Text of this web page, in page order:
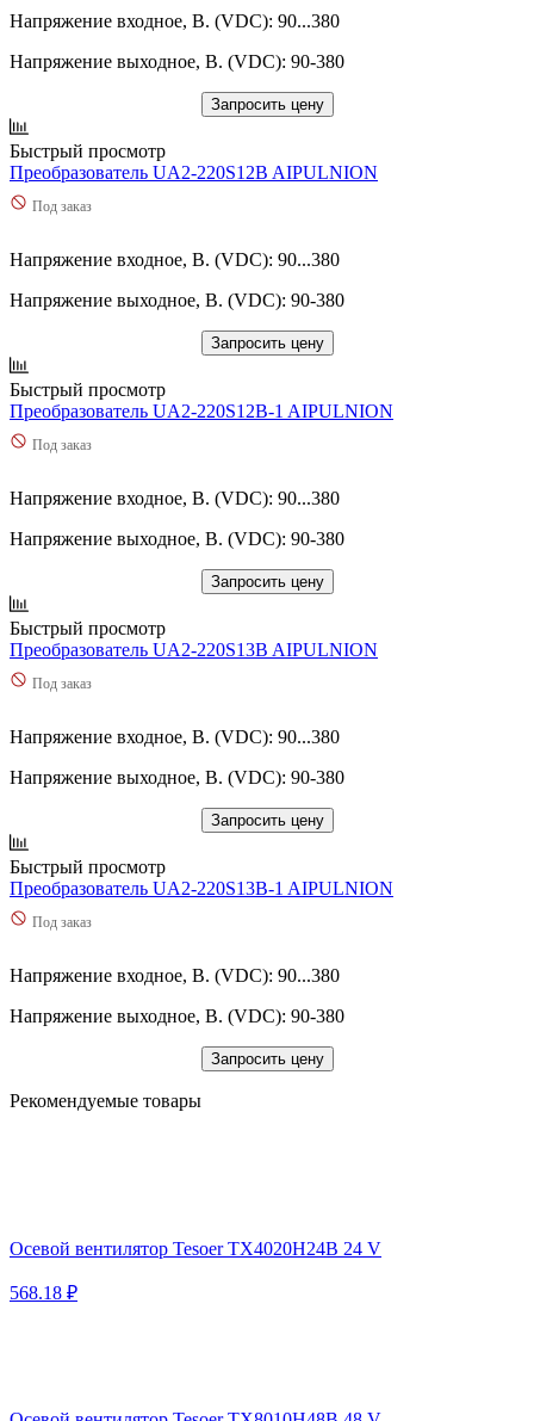
Напряжение входное, В. (VDC): 90...380
Напряжение выходное, В. (VDC): 90-380
Запросить цену
Быстрый просмотр
Преобразователь UA2-220S12B AIPULNION
Под заказ
Напряжение входное, В. (VDC): 90...380
Напряжение выходное, В. (VDC): 90-380
Запросить цену
Быстрый просмотр
Преобразователь UA2-220S12B-1 AIPULNION
Под заказ
Напряжение входное, В. (VDC): 90...380
Напряжение выходное, В. (VDC): 90-380
Запросить цену
Быстрый просмотр
Преобразователь UA2-220S13B AIPULNION
Под заказ
Напряжение входное, В. (VDC): 90...380
Напряжение выходное, В. (VDC): 90-380
Запросить цену
Быстрый просмотр
Преобразователь UA2-220S13B-1 AIPULNION
Под заказ
Напряжение входное, В. (VDC): 90...380
Напряжение выходное, В. (VDC): 90-380
Запросить цену
Рекомендуемые товары
Осевой вентилятор Tesoer TX4020H24B 24 V
568.18 ₽